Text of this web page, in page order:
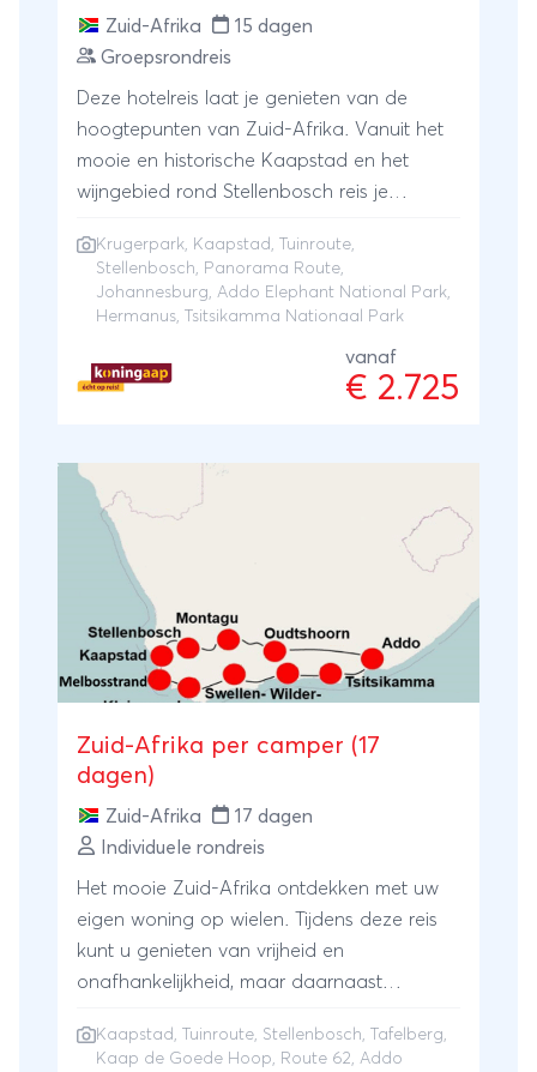
Zuid-Afrika
15 dagen
Groepsrondreis
Deze hotelreis laat je genieten van de
hoogtepunten van Zuid-Afrika. Vanuit het
mooie en historische Kaapstad en het
wijngebied rond Stellenbosch reis je
wereld. Je vervolgt je reis over de
beroemde Tuinroute en verblijft onder meer
in het prachtige Tsitsikamma Nationaal
Park. Bijzonder is ook het Addo Elephant
Nationaal Park, een natuurgebied waar het
een bezoek aan een van de beste en
beroemdste wildparken van heel Afrika: het
Kruger Nationaal Park. Als je er ooit van
hebt gedroomd de ‘Big Five’ te spotten,
dan is de kans groot dat het in het
Krugerpark gaat lukken. Via die andere
prachtige route vol natuurlijke
hoogtepunten, de Panoramaroute, reis je
Krugerpark, Kaapstad , Tuinroute,
Stellenbosch, Panorama Route,
Johannesburg, Addo Elephant National Park,
Hermanus, Tsitsikamma Nationaal Park
vanaf
€ 2.725
Zuid-Afrika per camper (17
dagen)
Zuid-Afrika
17 dagen
Individuele rondreis
Het mooie Zuid-Afrika ontdekken met uw
eigen woning op wielen. Tijdens deze reis
kunt u genieten van vrijheid en
onafhankelijkheid, maar daarnaast
voor u zijn gereserveerd, zodat u niet
Kaapstad , Tuinroute, Stellenbosch, Tafelberg,
Kaap de Goede Hoop, Route 62, Addo